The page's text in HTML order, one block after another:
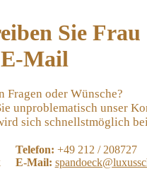
Sie
Mail
Fragen oder Wünsche?
unproblematisch unser
sich schnellstmöglich
Telefon: +49 212 / 208727
E-Mail: